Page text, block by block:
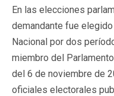
En las elecciones
demandante fue
Nacional por dos
miembro del
del 6 de noviembre de
oficiales electorales